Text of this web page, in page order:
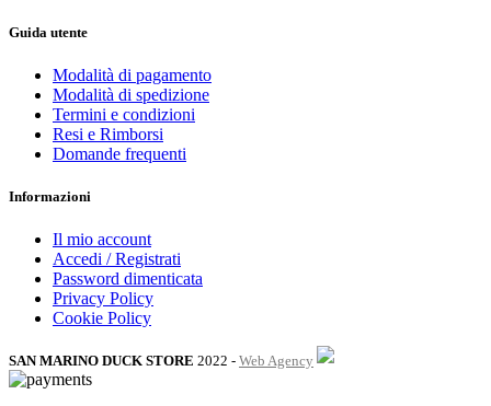
Guida utente
Modalità di pagamento
Modalità di spedizione
Termini e condizioni
Resi e Rimborsi
Domande frequenti
Informazioni
Il mio account
Accedi / Registrati
Password dimenticata
Privacy Policy
Cookie Policy
SAN MARINO DUCK STORE 2022 - Web Agency